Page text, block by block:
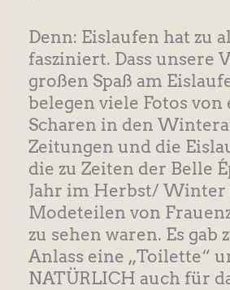
Denn: Eislaufen hat zu
fasziniert. Dass unsere
großen Spaß am
belegen viele Fotos
Scharen in den
Zeitungen und die
die zu Zeiten der Belle
Jahr im Herbst/ Winter
Modeteilen von
zu sehen waren. Es gab
Anlass eine „Toilette“
NATÜRLICH auch für